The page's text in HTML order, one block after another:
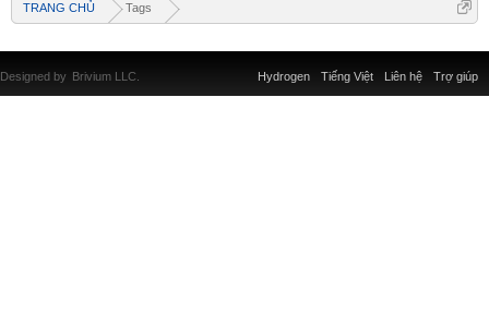
TRANG CHỦ Tags
Liên hệ Trợ giúp
Hydrogen Tiếng Việt
Designed by Brivium LLC.